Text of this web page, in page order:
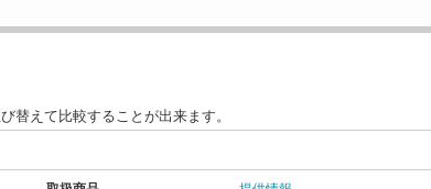
替えて比較することが出来ます。